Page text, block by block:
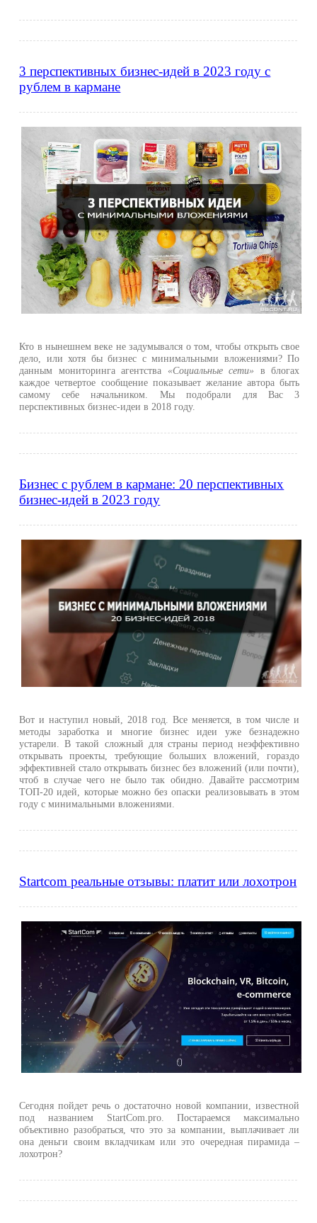
3 перспективных бизнес-идей в 2023 году с
рублем в кармане
Кто в нынешнем веке не задумывался о том, чтобы открыть свое
дело, или хотя бы бизнес с минимальными вложениями? По
данным мониторинга агентства «Социальные сети» в блогах
каждое четвертое сообщение показывает желание автора быть
самому себе начальником. Мы подобрали для Вас 3
перспективных бизнес-идеи в 2018 году.
Бизнес с рублем в кармане: 20 перспективных
бизнес-идей в 2023 году
Вот и наступил новый, 2018 год. Все меняется, в том числе и
методы заработка и многие бизнес идеи уже безнадежно
устарели. В такой сложный для страны период неэффективно
открывать проекты, требующие больших вложений, гораздо
эффективней стало открывать бизнес без вложений (или почти),
чтоб в случае чего не было так обидно. Давайте рассмотрим
ТОП-20 идей, которые можно без опаски реализовывать в этом
году с минимальными вложениями.
Startcom реальные отзывы: платит или лохотрон
Сегодня пойдет речь о достаточно новой компании, известной
под названием StartCom.pro. Постараемся максимально
объективно разобраться, что это за компании, выплачивает ли
она деньги своим вкладчикам или это очередная пирамида –
лохотрон?